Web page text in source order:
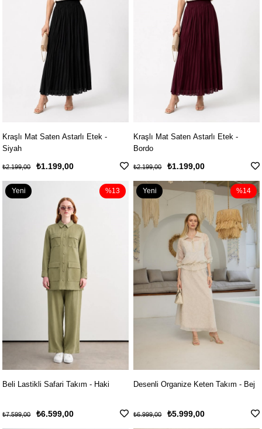
Kraşlı Mat Saten Astarlı Etek -
Siyah
₺1.199,00
₺2.199,00
Kraşlı Mat Saten Astarlı Etek -
Bordo
₺1.199,00
₺2.199,00
Beli Lastikli Safari Takım - Haki
₺6.599,00
₺7.599,00
%13
Yeni
Desenli Organize Keten Takım - Bej
₺5.999,00
₺6.999,00
%14
Yeni
Ürün